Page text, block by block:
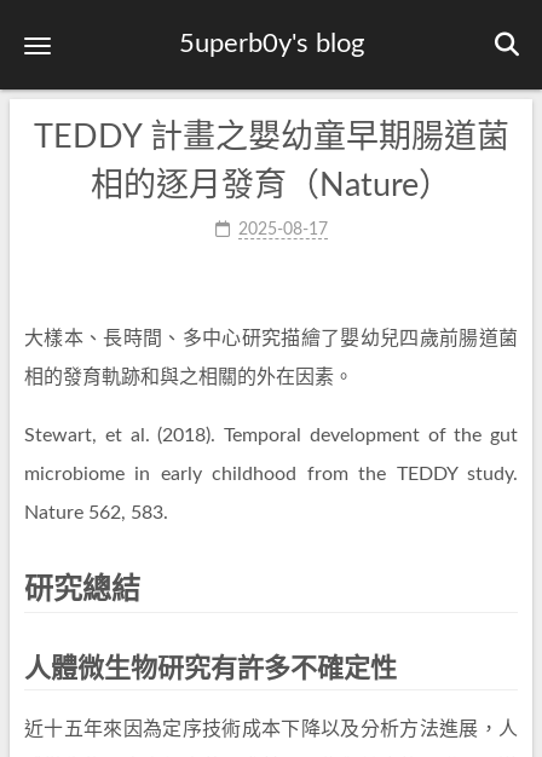
5uperb0y's blog
TEDDY 計畫之嬰幼童早期腸道菌
相的逐月發育（Nature）
2025-08-17
大樣本、長時間、多中心研究描繪了嬰幼兒四歲前腸道菌
相的發育軌跡和與之相關的外在因素。
Stewart, et al. (2018). Temporal development of the gut
microbiome in early childhood from the TEDDY study.
Nature 562, 583.
研究總結
人體微生物研究有許多不確定性
近十五年來因為定序技術成本下降以及分析方法進展，人